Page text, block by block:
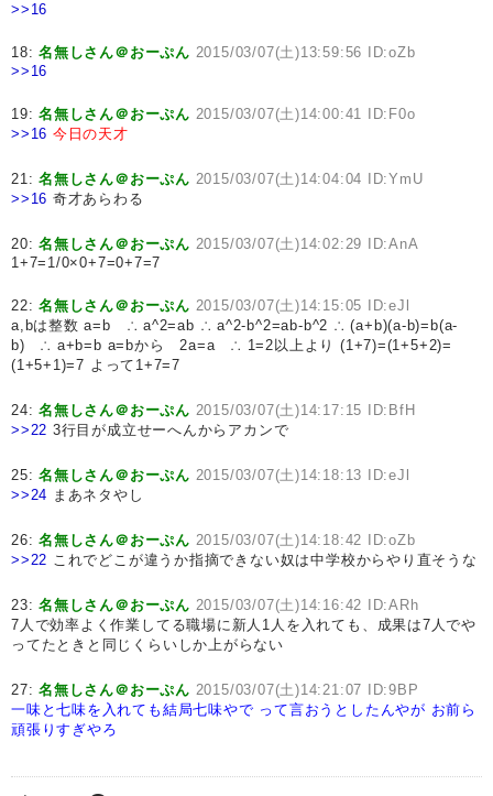
>>16
18:名無しさん＠おーぷん 2015/03/07(土)13:59:56 ID:oZb
>>16
19:名無しさん＠おーぷん 2015/03/07(土)14:00:41 ID:F0o
>>16 今日の天才
21:名無しさん＠おーぷん 2015/03/07(土)14:04:04 ID:YmU
>>16 奇才あらわる
20:名無しさん＠おーぷん 2015/03/07(土)14:02:29 ID:AnA
1+7=1/0×0+7=0+7=7
22:名無しさん＠おーぷん 2015/03/07(土)14:15:05 ID:eJl
a,bは整数 a=b ∴ a^2=ab ∴ a^2-b^2=ab-b^2 ∴ (a+b)(a-b)=b(a-
b) ∴ a+b=b a=bから 2a=a ∴ 1=2以上より (1+7)=(1+5+2)=
(1+5+1)=7 よって1+7=7
24:名無しさん＠おーぷん 2015/03/07(土)14:17:15 ID:BfH
>>22 3行目が成立せーへんからアカンで
25:名無しさん＠おーぷん 2015/03/07(土)14:18:13 ID:eJl
>>24 まあネタやし
26:名無しさん＠おーぷん 2015/03/07(土)14:18:42 ID:oZb
>>22 これでどこが違うか指摘できない奴は中学校からやり直そうな
23:名無しさん＠おーぷん 2015/03/07(土)14:16:42 ID:ARh
7人で効率よく作業してる職場に新人1人を入れても、成果は7人でや
ってたときと同じくらいしか上がらない
27:名無しさん＠おーぷん 2015/03/07(土)14:21:07 ID:9BP
一味と七味を入れても結局七味やで って言おうとしたんやが お前ら
頑張りすぎやろ